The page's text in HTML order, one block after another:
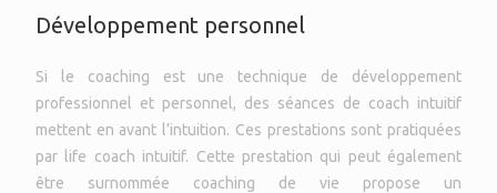
Développement personnel
Si le coaching est une technique de développement
professionnel et personnel, des séances de coach intuitif
mettent en avant l’intuition. Ces prestations sont pratiquées
par life coach intuitif. Cette prestation qui peut également
être surnommée coaching de vie propose un